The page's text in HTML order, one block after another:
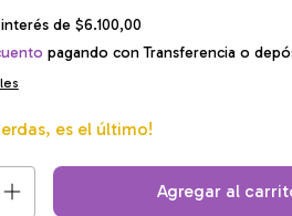
de $6.100,00
pagando con Transferencia o
es el último!